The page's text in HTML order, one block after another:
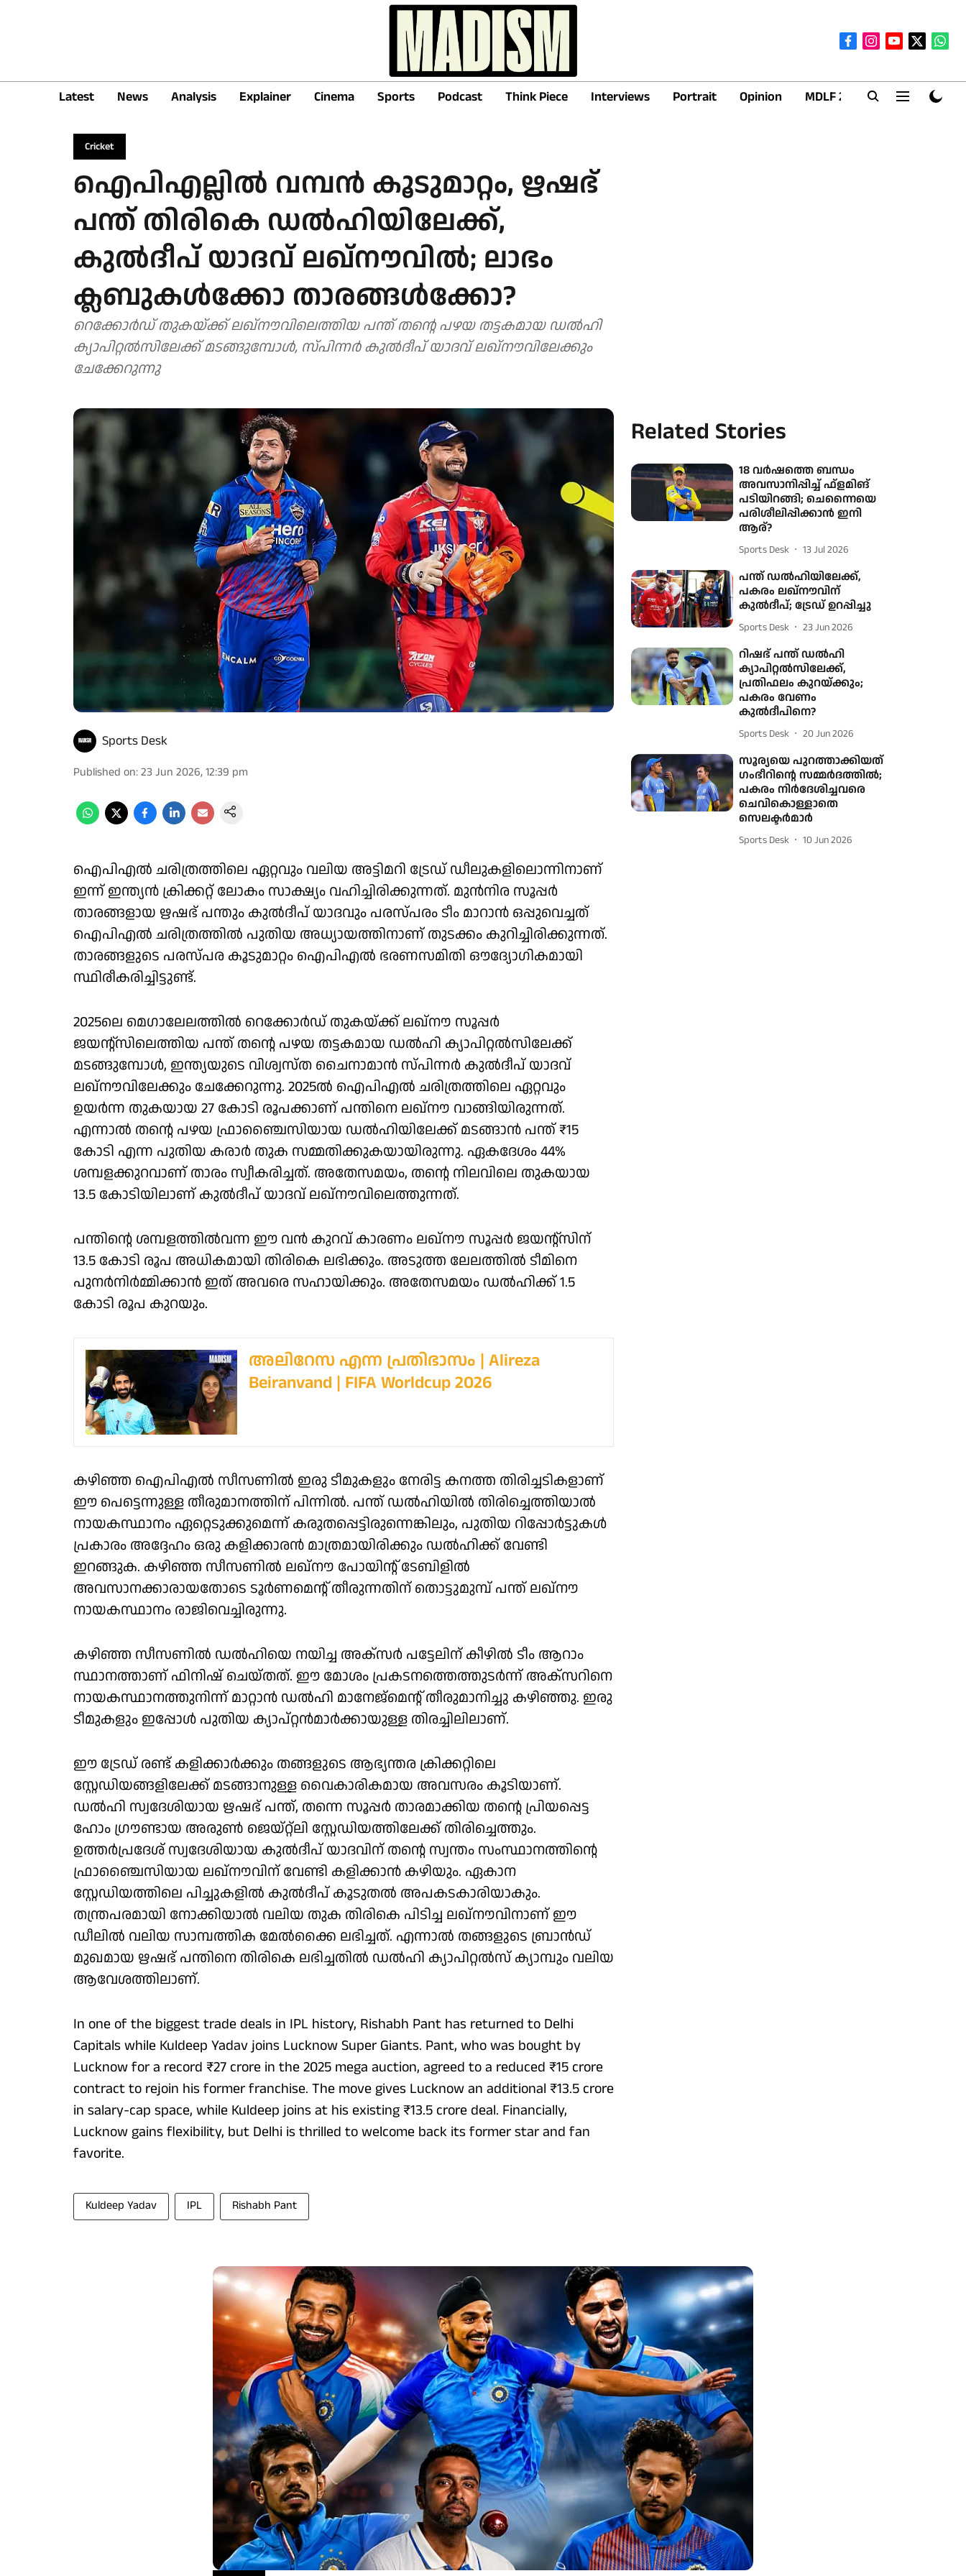
Latest News Analysis Explainer Cinema Sports Podcast Think Piece Interviews Portrait Opinion MDLF 2026
Cricket
ഐപിഎല്ലിൽ വമ്പൻ കൂടുമാറ്റം, ഋഷഭ്
പന്ത് തിരികെ ഡൽഹിയിലേക്ക്,
കുൽദീപ് യാദവ് ലഖ്‌നൗവിൽ; ലാഭം
ക്ലബുകൾക്കോ താരങ്ങൾക്കോ?
റെക്കോർഡ് തുകയ്ക്ക് ലഖ്‌നൗവിലെത്തിയ പന്ത് തന്റെ പഴയ തട്ടകമായ ഡൽഹി
ക്യാപിറ്റൽസിലേക്ക് മടങ്ങുമ്പോൾ, സ്പിന്നർ കുൽദീപ് യാദവ് ലഖ്‌നൗവിലേക്കും
ചേക്കേറുന്നു
Sports Desk
Published on:23 Jun 2026, 12:39 pm
ഐപിഎൽ ചരിത്രത്തിലെ ഏറ്റവും വലിയ അട്ടിമറി ട്രേഡ് ഡീലുകളിലൊന്നിനാണ്
ഇന്ന് ഇന്ത്യൻ ക്രിക്കറ്റ് ലോകം സാക്ഷ്യം വഹിച്ചിരിക്കുന്നത്. മുൻനിര സൂപ്പർ
താരങ്ങളായ ഋഷഭ് പന്തും കുൽദീപ് യാദവും പരസ്പരം ടീം മാറാൻ ഒപ്പുവെച്ചത്
ഐപിഎൽ ചരിത്രത്തിൽ പുതിയ അധ്യായത്തിനാണ് തുടക്കം കുറിച്ചിരിക്കുന്നത്.
താരങ്ങളുടെ പരസ്പര കൂടുമാറ്റം ഐപിഎൽ ഭരണസമിതി ഔദ്യോഗികമായി
സ്ഥിരീകരിച്ചിട്ടുണ്ട്.
2025ലെ മെഗാലേലത്തിൽ റെക്കോർഡ് തുകയ്ക്ക് ലഖ്‌നൗ സൂപ്പർ
ജയന്റ്‌സിലെത്തിയ പന്ത് തന്റെ പഴയ തട്ടകമായ ഡൽഹി ക്യാപിറ്റൽസിലേക്ക്
മടങ്ങുമ്പോൾ, ഇന്ത്യയുടെ വിശ്വസ്ത ചൈനാമാൻ സ്പിന്നർ കുൽദീപ് യാദവ്
ലഖ്‌നൗവിലേക്കും ചേക്കേറുന്നു. 2025ൽ ഐപിഎൽ ചരിത്രത്തിലെ ഏറ്റവും
ഉയർന്ന തുകയായ 27 കോടി രൂപക്കാണ് പന്തിനെ ലഖ്‌നൗ വാങ്ങിയിരുന്നത്.
എന്നാൽ തന്റെ പഴയ ഫ്രാഞ്ചൈസിയായ ഡൽഹിയിലേക്ക് മടങ്ങാൻ പന്ത് ₹15
കോടി എന്ന പുതിയ കരാർ തുക സമ്മതിക്കുകയായിരുന്നു. ഏകദേശം 44%
ശമ്പളക്കുറവാണ് താരം സ്വീകരിച്ചത്. അതേസമയം, തന്റെ നിലവിലെ തുകയായ
13.5 കോടിയിലാണ് കുൽദീപ് യാദവ് ലഖ്‌നൗവിലെത്തുന്നത്.
പന്തിന്റെ ശമ്പളത്തിൽവന്ന ഈ വൻ കുറവ് കാരണം ലഖ്‌നൗ സൂപ്പർ ജയന്റ്‌സിന്
13.5 കോടി രൂപ അധികമായി തിരികെ ലഭിക്കും. അടുത്ത ലേലത്തിൽ ടീമിനെ
പുനർനിർമ്മിക്കാൻ ഇത് അവരെ സഹായിക്കും. അതേസമയം ഡൽഹിക്ക് 1.5
കോടി രൂപ കുറയും.
അലിറേസ എന്ന പ്രതിഭാസം | Alireza
Beiranvand | FIFA Worldcup 2026
കഴിഞ്ഞ ഐപിഎൽ സീസണിൽ ഇരു ടീമുകളും നേരിട്ട കനത്ത തിരിച്ചടികളാണ്
ഈ പെട്ടെന്നുള്ള തീരുമാനത്തിന് പിന്നിൽ. പന്ത് ഡൽഹിയിൽ തിരിച്ചെത്തിയാൽ
നായകസ്ഥാനം ഏറ്റെടുക്കുമെന്ന് കരുതപ്പെട്ടിരുന്നെങ്കിലും, പുതിയ റിപ്പോർട്ടുകൾ
പ്രകാരം അദ്ദേഹം ഒരു കളിക്കാരൻ മാത്രമായിരിക്കും ഡൽഹിക്ക് വേണ്ടി
ഇറങ്ങുക. കഴിഞ്ഞ സീസണിൽ ലഖ്‌നൗ പോയിന്റ് ടേബിളിൽ
അവസാനക്കാരായതോടെ ടൂർണമെന്റ് തീരുന്നതിന് തൊട്ടുമുമ്പ് പന്ത് ലഖ്‌നൗ
നായകസ്ഥാനം രാജിവെച്ചിരുന്നു.
കഴിഞ്ഞ സീസണിൽ ഡൽഹിയെ നയിച്ച അക്‌സർ പട്ടേലിന് കീഴിൽ ടീം ആറാം
സ്ഥാനത്താണ് ഫിനിഷ് ചെയ്തത്. ഈ മോശം പ്രകടനത്തെത്തുടർന്ന് അക്‌സറിനെ
നായകസ്ഥാനത്തുനിന്ന് മാറ്റാൻ ഡൽഹി മാനേജ്‌മെന്റ് തീരുമാനിച്ചു കഴിഞ്ഞു. ഇരു
ടീമുകളും ഇപ്പോൾ പുതിയ ക്യാപ്റ്റൻമാർക്കായുള്ള തിരച്ചിലിലാണ്.
ഈ ട്രേഡ് രണ്ട് കളിക്കാർക്കും തങ്ങളുടെ ആഭ്യന്തര ക്രിക്കറ്റിലെ
സ്റ്റേഡിയങ്ങളിലേക്ക് മടങ്ങാനുള്ള വൈകാരികമായ അവസരം കൂടിയാണ്.
ഡൽഹി സ്വദേശിയായ ഋഷഭ് പന്ത്, തന്നെ സൂപ്പർ താരമാക്കിയ തന്റെ പ്രിയപ്പെട്ട
ഹോം ഗ്രൗണ്ടായ അരുൺ ജെയ്റ്റ്‌ലി സ്റ്റേഡിയത്തിലേക്ക് തിരിച്ചെത്തും.
ഉത്തർപ്രദേശ് സ്വദേശിയായ കുൽദീപ് യാദവിന് തന്റെ സ്വന്തം സംസ്ഥാനത്തിന്റെ
ഫ്രാഞ്ചൈസിയായ ലഖ്‌നൗവിന് വേണ്ടി കളിക്കാൻ കഴിയും. ഏകാന
സ്റ്റേഡിയത്തിലെ പിച്ചുകളിൽ കുൽദീപ് കൂടുതൽ അപകടകാരിയാകും.
തന്ത്രപരമായി നോക്കിയാൽ വലിയ തുക തിരികെ പിടിച്ച ലഖ്‌നൗവിനാണ് ഈ
ഡീലിൽ വലിയ സാമ്പത്തിക മേൽക്കൈ ലഭിച്ചത്. എന്നാൽ തങ്ങളുടെ ബ്രാൻഡ്
മുഖമായ ഋഷഭ് പന്തിനെ തിരികെ ലഭിച്ചതിൽ ഡൽഹി ക്യാപിറ്റൽസ് ക്യാമ്പും വലിയ
ആവേശത്തിലാണ്.
In one of the biggest trade deals in IPL history, Rishabh Pant has returned to Delhi
Capitals while Kuldeep Yadav joins Lucknow Super Giants. Pant, who was bought by
Lucknow for a record ₹27 crore in the 2025 mega auction, agreed to a reduced ₹15 crore
contract to rejoin his former franchise. The move gives Lucknow an additional ₹13.5 crore
in salary-cap space, while Kuldeep joins at his existing ₹13.5 crore deal. Financially,
Lucknow gains flexibility, but Delhi is thrilled to welcome back its former star and fan
favorite.
Kuldeep Yadav IPL Rishabh Pant
Related Stories
18 വർഷത്തെ ബന്ധം
അവസാനിപ്പിച്ച് ഫ്‌ളമിങ്
പടിയിറങ്ങി; ചെന്നൈയെ
പരിശീലിപ്പിക്കാൻ ഇനി
ആര്?
Sports Desk 13 Jul 2026
പന്ത് ഡൽഹിയിലേക്ക്,
പകരം ലഖ്‌നൗവിന്
കുൽദീപ്; ട്രേഡ് ഉറപ്പിച്ചു
Sports Desk 23 Jun 2026
റിഷഭ് പന്ത് ഡൽഹി
ക്യാപിറ്റൽസിലേക്ക്,
പ്രതിഫലം കുറയ്ക്കും;
പകരം വേണം
കുൽദീപിനെ?
Sports Desk 20 Jun 2026
സൂര്യയെ പുറത്താക്കിയത്
ഗംഭീറിന്റെ സമ്മർദത്തിൽ;
പകരം നിർദേശിച്ചവരെ
ചെവികൊള്ളാതെ
സെലക്ടർമാർ
Sports Desk 10 Jun 2026